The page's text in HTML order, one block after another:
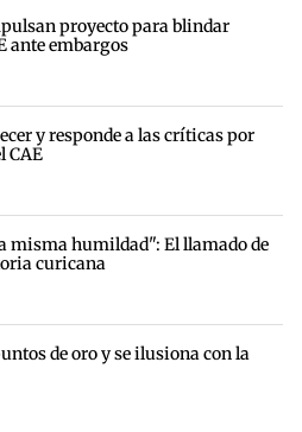
proyecto para blindar
ante embargos
y responde a las críticas por
CAE
misma humildad": El llamado de
curicana
de oro y se ilusiona con la